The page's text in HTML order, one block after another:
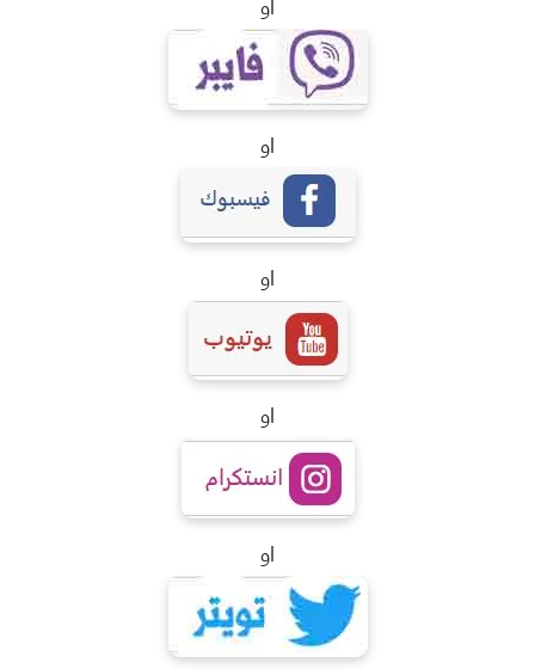
او
او
او
او
او